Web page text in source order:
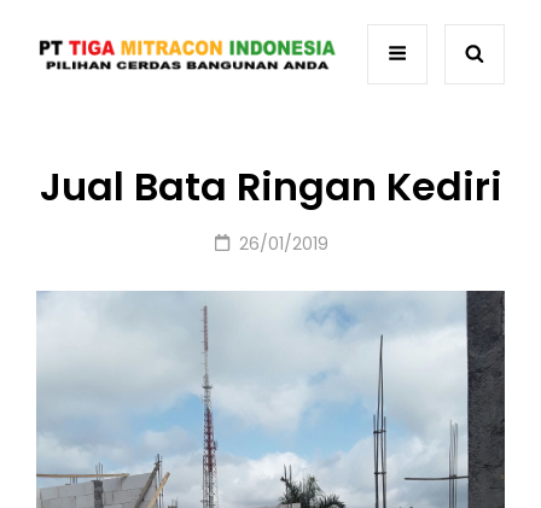
Jual Bata Ringan Kediri
Posted
26/01/2019